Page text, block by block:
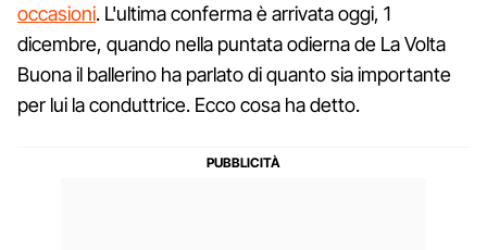
occasioni. L'ultima conferma è arrivata oggi, 1
dicembre, quando nella puntata odierna de La Volta
Buona il ballerino ha parlato di quanto sia importante
per lui la conduttrice. Ecco cosa ha detto.